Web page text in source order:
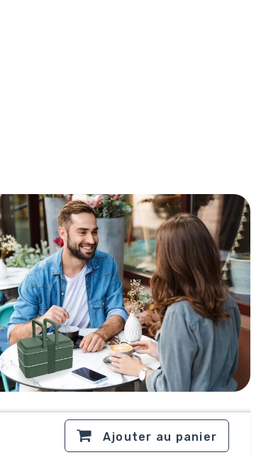
Ajouter au panier